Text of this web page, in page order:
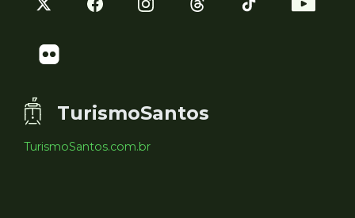
TurismoSantos
TurismoSantos.com.br